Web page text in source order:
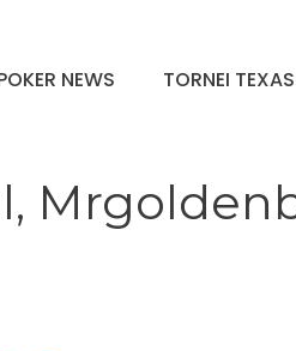
NEWS TORNEI